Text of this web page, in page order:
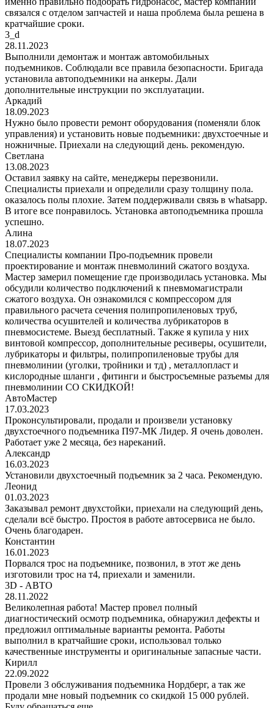
связался с отделом запчастей и наша проблема была решена в
кратчайшие сроки.
3_d
28.11.2023
Выполнили демонтаж и монтаж автомобильных
подъемников. Соблюдали все правила безопасности. Бригада
установила автоподъемники на анкеры. Дали
дополнительные инструкции по эксплуатации.
Аркадий
18.09.2023
Нужно было провести ремонт оборудования (поменяли блок
управления) и установить новые подъемники: двухстоечные и
ножничные. Приехали на следующий день. рекомендую.
Светлана
13.08.2023
Оставил заявку на сайте, менеджеры перезвонили.
Специалисты приехали и определили сразу толщину пола.
оказалось полы плохие. Затем поддерживали связь в whatsapp.
В итоге все понравилось. Установка автоподъемника прошла
успешно.
Алина
18.07.2023
Специалисты компании Про-подъемник провели
проектирование и монтаж пневмолиний сжатого воздуха.
Мастер замерил помещение где производилась установка. Мы
обсудили количество подключений к пневмомагистрали
сжатого воздуха. Он ознакомился с компрессором для
правильного расчета сечения полипропиленовых труб,
количества осушителей и количества лубрикаторов в
пневмосистеме. Выезд бесплатный. Также я купила у них
винтовой компрессор, дополнительные ресиверы, осушители,
лубрикаторы и фильтры, полипропиленовые трубы для
пневмолинии (уголки, тройники и тд) , металлопласт и
кислородные шланги , фитинги и быстросъемные разъемы для
пневмолинии СО СКИДКОЙ!
АвтоМастер
17.03.2023
Проконсультировали, продали и произвели установку
двухстоечного подъемника П97-МК Лидер. Я очень доволен.
Работает уже 2 месяца, без нареканий.
Александр
16.03.2023
Установили двухстоечный подъемник за 2 часа. Рекомендую.
Леонид
01.03.2023
Заказывал ремонт двухстойки, приехали на следующий день,
сделали всё быстро. Простоя в работе автосервиса не было.
Очень благодарен.
Константин
16.01.2023
Порвался трос на подъемнике, позвонил, в этот же день
изготовили трос на т4, приехали и заменили.
3D - АВТО
28.11.2022
Великолепная работа! Мастер провел полный
диагностический осмотр подъемника, обнаружил дефекты и
предложил оптимальные варианты ремонта. Работы
выполнил в кратчайшие сроки, использовал только
качественные инструменты и оригинальные запасные части.
Кирилл
22.09.2022
Провели 3 обслуживания подъемника Нордберг, а так же
продали мне новый подъемник со скидкой 15 000 рублей.